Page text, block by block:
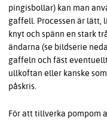
pingisbollar) kan man
gaffell. Processen är lätt,
knyt och spänn en stark
ändarna (se bildserie
gaffeln och fäst
ullkoftan eller kanske
påskris.
För att tillverka pompom